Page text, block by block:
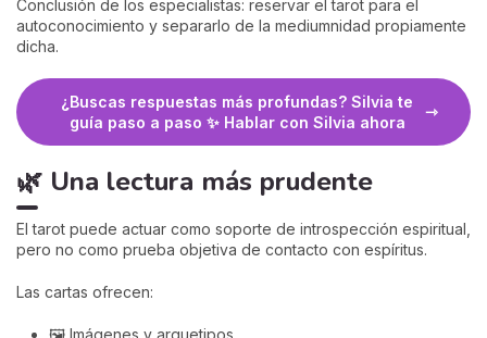
Conclusión de los especialistas: reservar el tarot para el
autoconocimiento y separarlo de la mediumnidad propiamente
dicha.
¿Buscas respuestas más profundas? Silvia te
guía paso a paso ✨ Hablar con Silvia ahora
🌿 Una lectura más prudente
El tarot puede actuar como soporte de introspección espiritual,
pero no como prueba objetiva de contacto con espíritus.
Las cartas ofrecen:
🖼️ Imágenes y arquetipos